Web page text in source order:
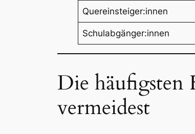
Quereinsteiger:innen
Schulabgänger:innen
Die häufigsten
vermeidest